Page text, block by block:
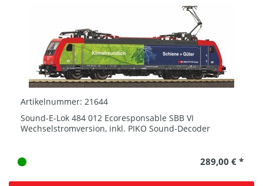
Artikelnummer: 21644
Sound-E-Lok 484 012 Ecoresponsable SBB VI
Wechselstromversion, inkl. PIKO Sound-Decoder
289,00 € *